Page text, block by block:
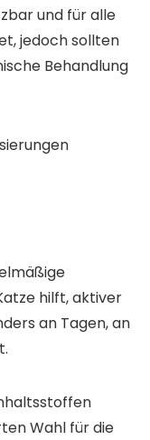
und für alle
jedoch sollten
Behandlung
hilft, aktiver
an Tagen, an
Wahl für die